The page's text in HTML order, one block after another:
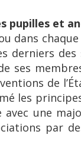
pupilles et
dans
des
ses
de
les
une